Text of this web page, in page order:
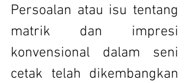
Persoalan atau isu tentang
matrik dan impresi
konvensional dalam seni
cetak telah dikembangkan